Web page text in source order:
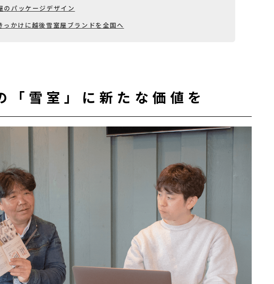
のパッケージデザイン
っかけに越後雪室屋ブランドを全国へ
「雪室」に新たな価値を